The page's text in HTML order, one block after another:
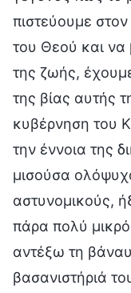
πιστεύουμε
του Θεού και να
της ζωής,
της βίας αυτής
κυβέρνηση του
την έννοια της
μισούσα
αστυνομικούς,
πάρα πολύ
αντέξω τη
βασανιστήριά